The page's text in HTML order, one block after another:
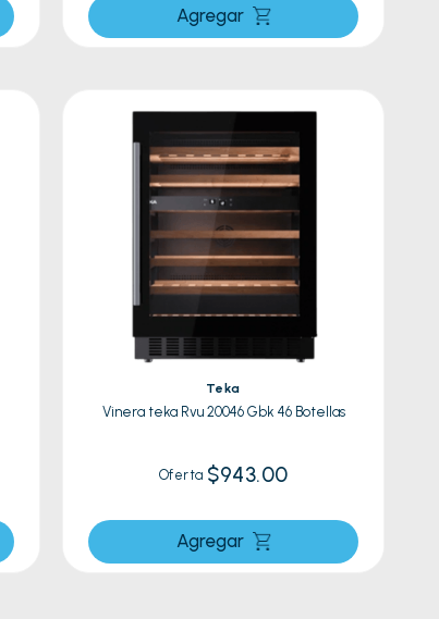
Agregar
Teka
Vinera teka Rvu 20046 Gbk 46 Botellas
Oferta $943.00
Agregar